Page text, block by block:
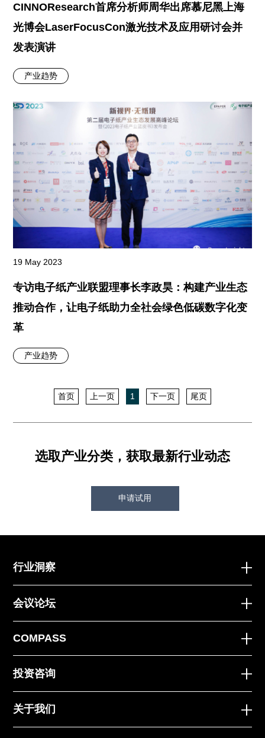
CINNOResearch首席分析师周华出席慕尼黑上海
光博会LaserFocusCon激光技术及应用研讨会并
发表演讲
产业趋势
19 May 2023
专访电子纸产业联盟理事长李政昊：构建产业生态
推动合作，让电子纸助力全社会绿色低碳数字化变
革
产业趋势
首页 上一页 1 下一页 尾页
选取产业分类，获取最新行业动态
申请试用
行业洞察
会议论坛
COMPASS
投资咨询
关于我们